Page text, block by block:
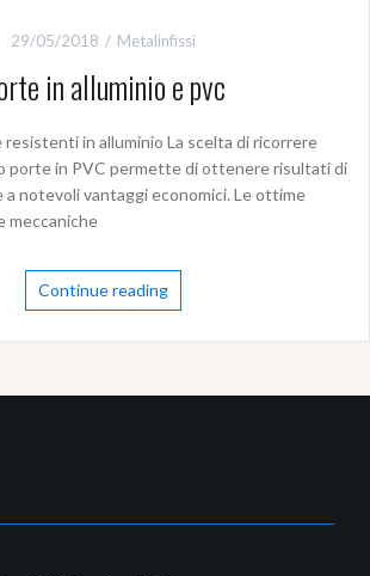
29/05/2018 Metalinfissi
in alluminio e pvc
in alluminio La scelta di ricorrere
porte in PVC permette di ottenere risultati di
a notevoli vantaggi economici. Le ottime
meccaniche
Continue reading